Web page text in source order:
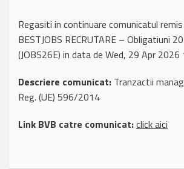
Regasiti in continuare comunicatul
BESTJOBS RECRUTARE – Obligatiuni
(JOBS26E) in data de Wed, 29 Apr
Descriere comunicat: Tranzactii
Reg. (UE) 596/2014
Link BVB catre comunicat:click aici